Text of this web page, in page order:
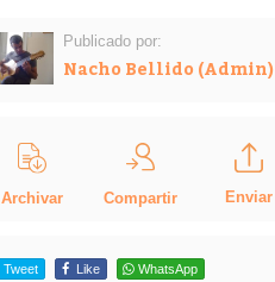
Publicado por:
Nacho Bellido (Admin)
Archivar Compartir Enviar
Tweet Like WhatsApp